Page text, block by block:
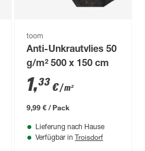
toom
Anti-Unkrautvlies 50
g/m² 500 x 150 cm
1,33 €/ m²
9,99 € / Pack
Lieferung nach Hause
Verfügbar in Troisdorf